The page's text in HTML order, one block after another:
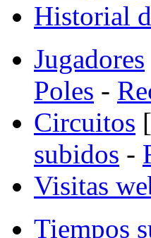
Historial
Jugadores
Poles -
Circuitos [
subidos -
Visitas
Tiempos